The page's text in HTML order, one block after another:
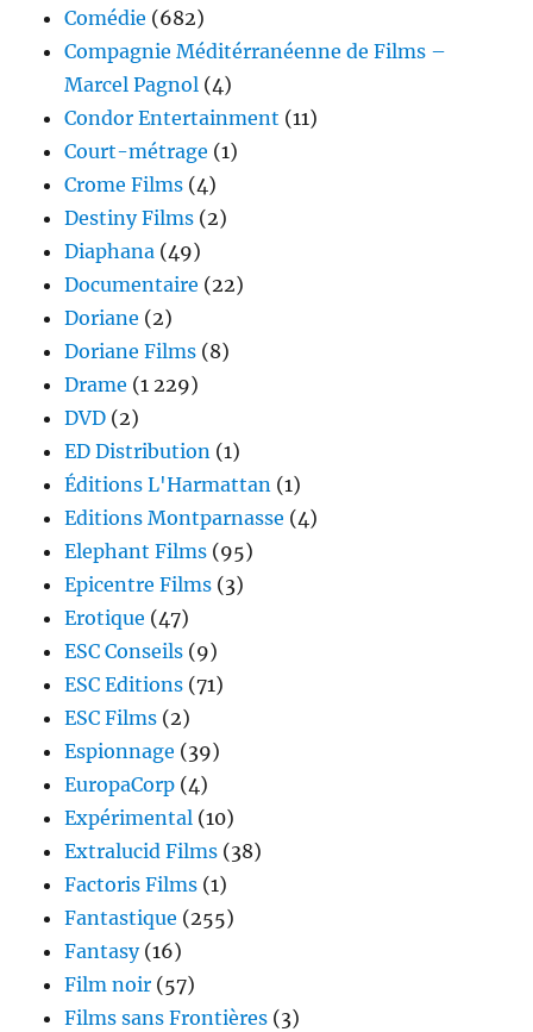
Comédie (682)
Compagnie Méditérranéenne de Films –
Marcel Pagnol (4)
Condor Entertainment (11)
Court-métrage (1)
Crome Films (4)
Destiny Films (2)
Diaphana (49)
Documentaire (22)
Doriane (2)
Doriane Films (8)
Drame (1 229)
DVD (2)
ED Distribution (1)
Éditions L'Harmattan (1)
Editions Montparnasse (4)
Elephant Films (95)
Epicentre Films (3)
Erotique (47)
ESC Conseils (9)
ESC Editions (71)
ESC Films (2)
Espionnage (39)
EuropaCorp (4)
Expérimental (10)
Extralucid Films (38)
Factoris Films (1)
Fantastique (255)
Fantasy(16)
Film noir (57)
Films sans Frontières (3)